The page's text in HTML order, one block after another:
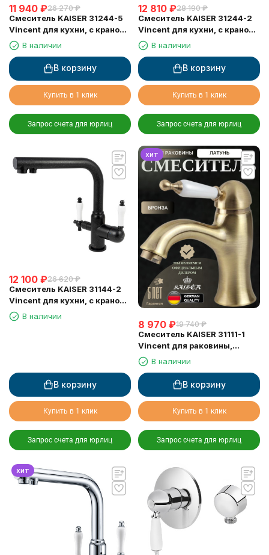
11 940 ₽26 270 ₽
Смеситель KAISER 31244-5
Vincent для кухни, с краном
для питьевой воды, черный
металлик
В наличии
В корзину
Купить в 1 клик
Запрос счета для юрлиц
12 810 ₽28 190 ₽
Смеситель KAISER 31244-2
Vincent для кухни, с краном
для питьевой воды, серебро
В наличии
В корзину
Купить в 1 клик
Запрос счета для юрлиц
12 100 ₽26 620 ₽
Смеситель KAISER 31144-2
Vincent для кухни, с краном
для питьевой воды, черный
мрамор
В наличии
В корзину
Купить в 1 клик
Запрос счета для юрлиц
хит
8 970 ₽19 740 ₽
Смеситель KAISER 31111-1
Vincent для раковины,
бронзовый
В наличии
В корзину
Купить в 1 клик
Запрос счета для юрлиц
хит